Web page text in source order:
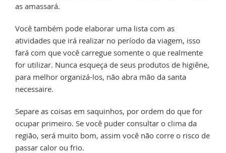
as amassará.
Você também pode elaborar uma lista com as
atividades que irá realizar no período da viagem, isso
fará com que você carregue somente o que realmente
for utilizar. Nunca esqueça de seus produtos de higiêne,
para melhor organizá-los, não abra mão da santa
necessaire.
Separe as coisas em saquinhos, por ordem do que for
ocupar primeiro. Se você puder consultar o clima da
região, será muito bom, assim você não corre o risco de
passar calor ou frio.